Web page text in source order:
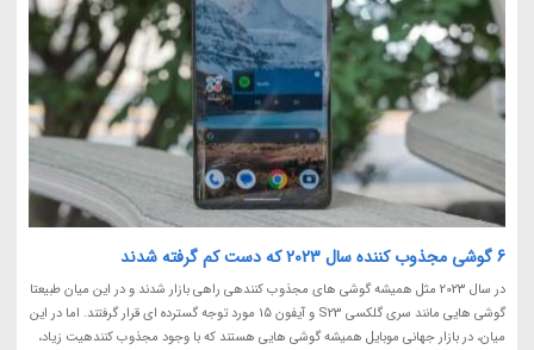
6 گوشی مجذوب کننده سال 2023 که دست کم گرفته شدند
در سال 2023 مثل همیشه گوشی های مجذوب کنندهی راهی بازار شدند و در این میان طبیعتا
گوشی هایی مانند سری گلکسی S23 و آیفون 15 مورد توجه گسترده ای قرار گرفتند. اما در این
میان، در بازار جهانی موبایل همیشه گوشی هایی هستند که با وجود مجذوب کنندهیت زیاد،